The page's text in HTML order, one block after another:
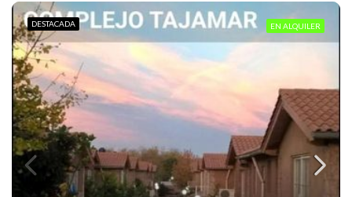
DESTACADA EN ALQUILER